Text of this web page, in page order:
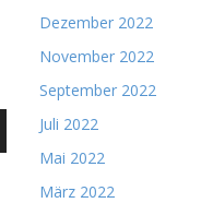
Dezember 2022
November 2022
September 2022
Juli 2022
Mai 2022
März 2022